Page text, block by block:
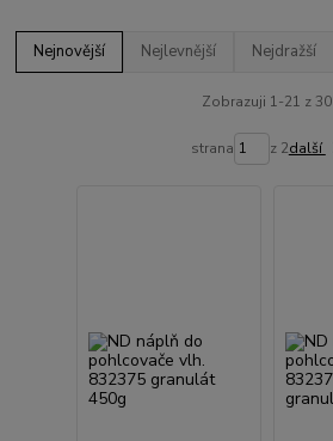
Nejnovější Nejlevnější Nejdražší
Zobrazuji 1-21 z 30
strana z 2další